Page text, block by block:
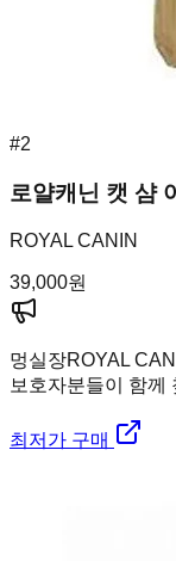
#2
로얄캐닌 캣 샴
ROYAL CANIN
39,000원
멍실장ROYAL
보호자분들이 함께
최저가 구매